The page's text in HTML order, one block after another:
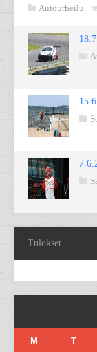
Autourheilu
Tulokset
M T